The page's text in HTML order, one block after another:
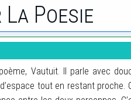
Poesie
Vautuit. Il parle avec
tout en restant